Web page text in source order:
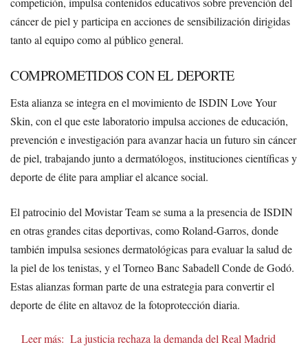
cáncer de piel y participa en acciones de sensibilización dirigidas
tanto al equipo como al público general.
COMPROMETIDOS CON EL DEPORTE
Esta alianza se integra en el movimiento de ISDIN Love Your
Skin, con el que este laboratorio impulsa acciones de educación,
prevención e investigación para avanzar hacia un futuro sin cáncer
de piel, trabajando junto a dermatólogos, instituciones científicas y
deporte de élite para ampliar el alcance social.
El patrocinio del Movistar Team se suma a la presencia de ISDIN
en otras grandes citas deportivas, como Roland-Garros, donde
también impulsa sesiones dermatológicas para evaluar la salud de
la piel de los tenistas, y el Torneo Banc Sabadell Conde de Godó.
Estas alianzas forman parte de una estrategia para convertir el
deporte de élite en altavoz de la fotoprotección diaria.
Leer más: La justicia rechaza la demanda del Real Madrid